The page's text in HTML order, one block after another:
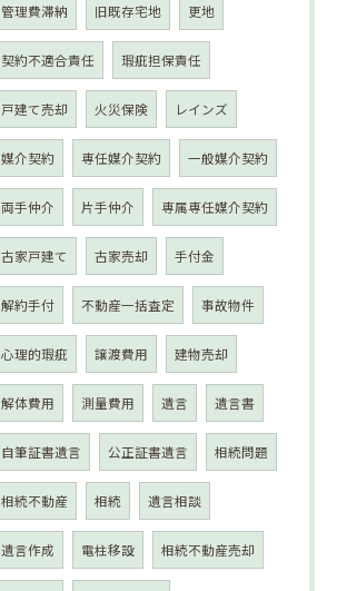
管理費滞納 旧既存宅地 更地
契約不適合責任 瑕疵担保責任
戸建て売却 火災保険 レインズ
媒介契約 専任媒介契約 一般媒介契約
両手仲介 片手仲介 専属専任媒介契約
古家戸建て 古家売却 手付金
解約手付 不動産一括査定 事故物件
心理的瑕疵 譲渡費用 建物売却
解体費用 測量費用 遺言 遺言書
自筆証書遺言 公正証書遺言 相続問題
相続不動産 相続 遺言相談
遺言作成 電柱移設 相続不動産売却